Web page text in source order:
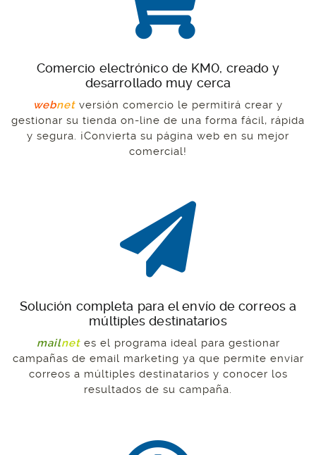
Comercio electrónico de KM0, creado y
desarrollado muy cerca
webnet versión comercio le permitirá crear y
gestionar su tienda on-line de una forma fácil, rápida
y segura. ¡Convierta su página web en su mejor
comercial!
Solución completa para el envío de correos a
múltiples destinatarios
mailnetes el programa ideal para gestionar
campañas de email marketing ya que permite enviar
correos a múltiples destinatarios y conocer los
resultados de su campaña.